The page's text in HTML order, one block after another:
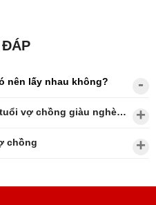
ĐÁP
nên lấy nhau không?
Câu hỏi: Ý nghĩa của việc xem tuổi vợ chồng giàu nghèo?
chồng